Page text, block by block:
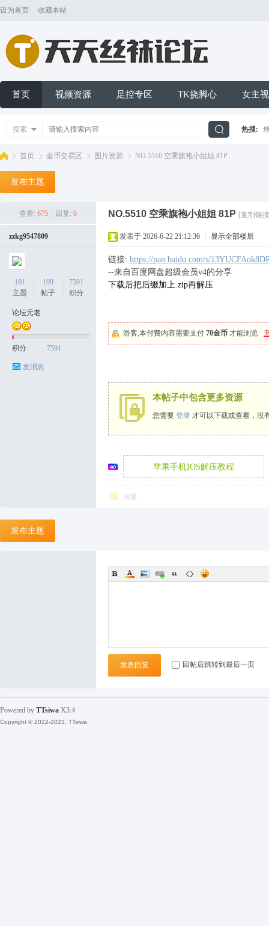
设为首页 收藏本站
首页 视频资源 足控专区 TK挠脚心 女主
搜索 热搜:
首页 金币交易区 图片资源 NO.5510 空乘旗袍小姐姐 81P
发布主题
查看: 675 回复: 0 NO.5510 空乘旗袍小姐姐 81P [复制链
zzkg9547809
191
主题
199
帖子
7591
积分
论坛元老
积分 7591
发消息
发表于 2026-6-22 21:12:36 显示全部楼层
链接: https://pan.baidu.com/s/
--来自百度网盘超级会员v4的分享
下载后把后缀加上.zip再解压
游客,本付费内容需要支付 70金币 才能浏览
本帖子中包含更多资源
您需要 登录 才可以下载或查看，没
苹果手机IOS解压教程
回复
发布主题
发表回复 回帖后跳转到最后一页
Powered by TTsiwa X3.4
Copyright © 2022-2023, TTsiwa.